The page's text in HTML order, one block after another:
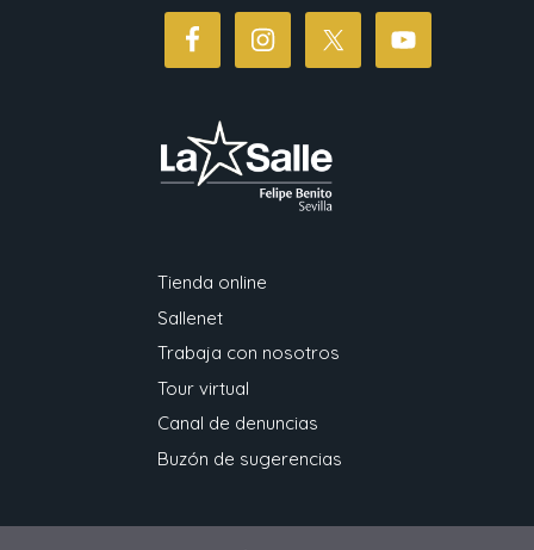
Tienda online
Sallenet
Trabaja con nosotros
Tour virtual
Canal de denuncias
Buzón de sugerencias